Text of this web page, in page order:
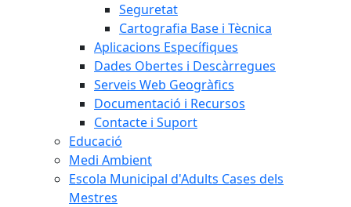
Seguretat
Cartografia Base i Tècnica
Aplicacions Específiques
Dades Obertes i Descàrregues
Serveis Web Geogràfics
Documentació i Recursos
Contacte i Suport
Educació
Medi Ambient
Escola Municipal d'Adults Cases dels
Mestres